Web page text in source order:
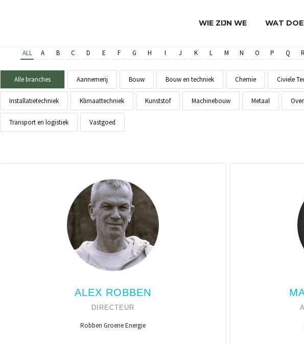
WIE ZIJN WE WAT
ALL A B C D E F G H I J K L M N O P Q R
Alle branches Aannemerij Bouw Bouw en techniek Chemie Civiele
Installatietechniek Klimaattechniek Kunststof Machinebouw Metaal
Transport en logistiek Vastgoed
ALEX ROBBEN
DIRECTEUR
Robben Groene Energie